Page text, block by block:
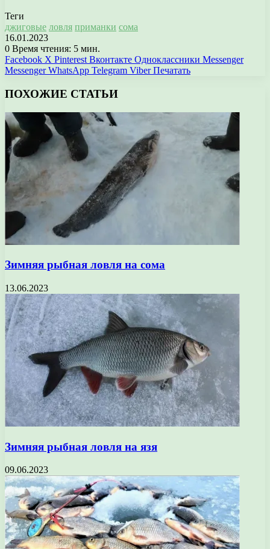
Теги
джиговые ловля приманки сома
16.01.2023
0 Время чтения: 5 мин.
Facebook X Pinterest Вконтакте Одноклассники Messenger
Messenger WhatsApp Telegram Viber Печатать
ПОХОЖИЕ СТАТЬИ
Зимняя рыбная ловля на сома
13.06.2023
Зимняя рыбная ловля на язя
09.06.2023